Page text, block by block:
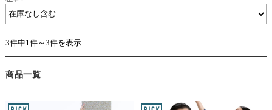
3件中1件～3件を表示
商品一覧